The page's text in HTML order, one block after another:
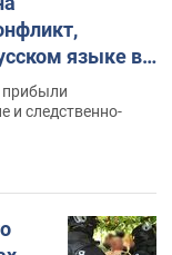
языке в
составила
протокол.
прибыли
и следственно-